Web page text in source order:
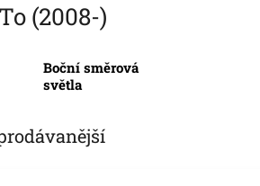
(2008-)
Boční směrová
světla